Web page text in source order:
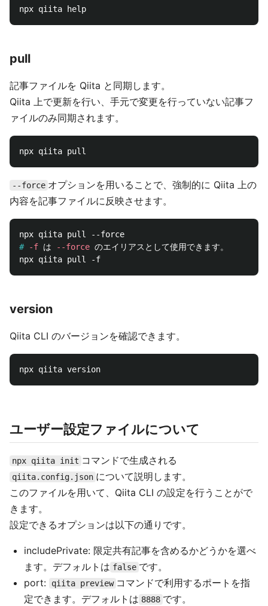
pull
記事ファイルを Qiita と同期します。
Qiita 上で更新を行い、手元で変更を行っていない記事フ
ァイルのみ同期されます。
--force オプションを用いることで、強制的に Qiita 上の
内容を記事ファイルに反映させます。
#
-f は --force
version
Qiita CLI のバージョンを確認できます。
ユーザー設定ファイルについて
npx qiita init コマンドで生成される
qiita.config.json について説明します。
このファイルを用いて、Qiita CLI の設定を行うことがで
きます。
設定できるオプションは以下の通りです。
includePrivate: 限定共有記事を含めるかどうかを選べ
ます。デフォルトは false です。
port:
qiita preview コマンドで利用するポートを指
定できます。デフォルトは 8888 です。